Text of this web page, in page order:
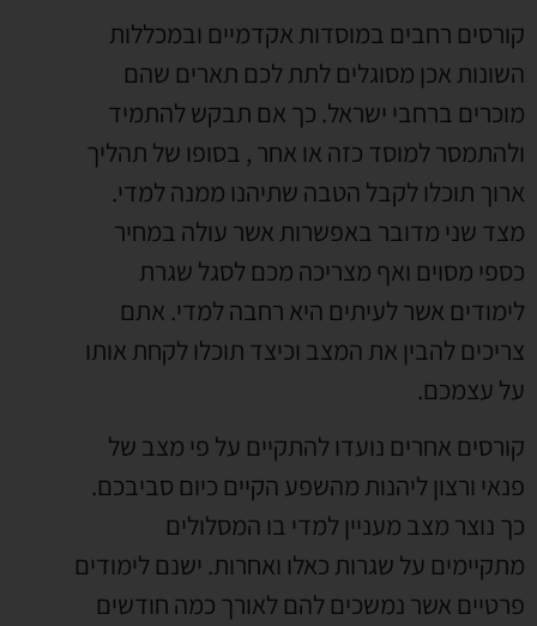
קורסים רחבים במוסדות אקדמיים ובמכללות
השונות אכן מסוגלים לתת לכם תארים שהם
מוכרים ברחבי ישראל. כך אם תבקש להתמיד
ולהתמסר למוסד כזה או אחר , בסופו של תהליך
ארוך תוכלו לקבל הטבה שתיהנו ממנה למדי.
מצד שני מדובר באפשרות אשר עולה במחיר
כספי מסוים ואף מצריכה מכם לסגל שגרת
לימודים אשר לעיתים היא רחבה למדי. אתם
צריכים להבין את המצב וכיצד תוכלו לקחת אותו
על עצמכם.
קורסים אחרים נועדו להתקיים על פי מצב של
פנאי ורצון ליהנות מהשפע הקיים כיום סביבכם.
כך נוצר מצב מעניין למדי בו המסלולים
מתקיימים על שגרות כאלו ואחרות. ישנם לימודים
פרטיים אשר נמשכים להם לאורך כמה חודשים